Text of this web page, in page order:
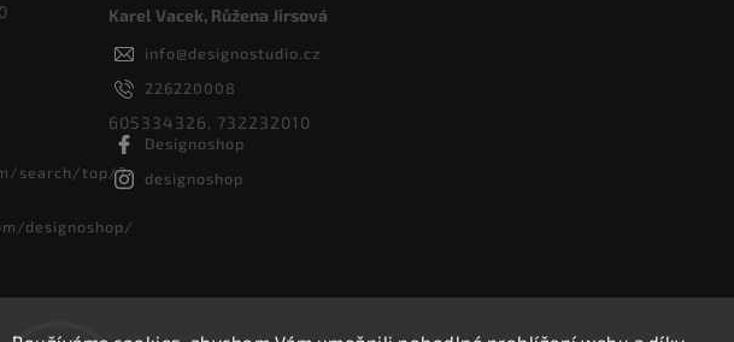
search/top/?
designoshop/
Karel Vacek, Růžena Jirsová
info@designostudio.cz
226220008
605334326, 732232010
Designoshop
designoshop